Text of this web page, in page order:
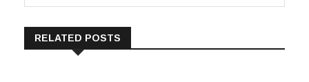
RELATED POSTS